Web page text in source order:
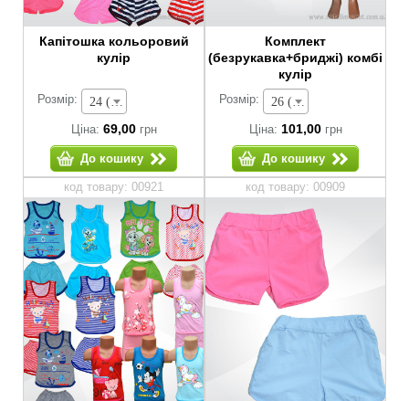
Капітошка кольоровий
кулір
Розмір:
24 (зріст 74-80 см) - 69,00 грн
Ціна: 69,00грн
До кошику
Комплект
(безрукавка+бриджі) комбі
кулір
Розмір:
26 (зріст 80-86 см) - 101,00 грн
Ціна: 101,00грн
До кошику
код товару: 00921 код товару: 00909